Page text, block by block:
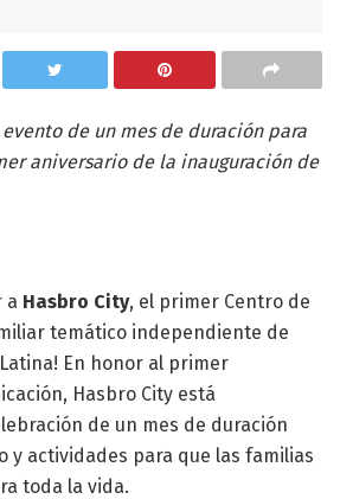
de un mes de duración para
aniversario de la inauguración de
a Hasbro City, el primer Centro de
temático independiente de
En honor al primer
Hasbro City está
de un mes de duración
y actividades para que las familias
toda la vida.